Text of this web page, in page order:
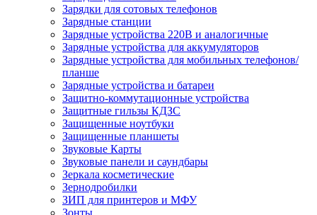
Зарядки для сотовых телефонов
Зарядные станции
Зарядные устройства 220В и аналогичные
Зарядные устройства для аккумуляторов
Зарядные устройства для мобильных телефонов/
планше
Зарядные устройства и батареи
Защитно-коммутационные устройства
Защитные гильзы КДЗС
Защищенные ноутбуки
Защищенные планшеты
Звуковые Карты
Звуковые панели и саундбары
Зеркала косметические
Зернодробилки
ЗИП для принтеров и МФУ
Зонты